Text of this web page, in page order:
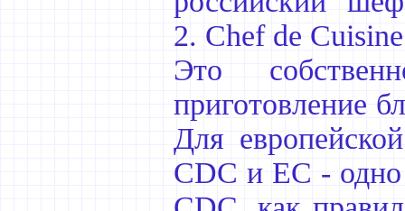
2. Chef de
Это
приготовление
Для
CDC и EC -